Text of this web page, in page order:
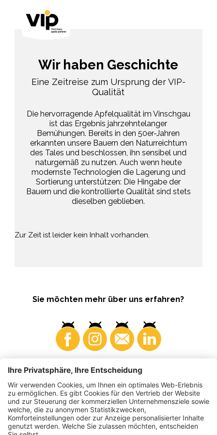
Wir haben Geschichte
Eine Zeitreise zum Ursprung der VIP-
Qualität
Die hervorragende Apfelqualität im Vinschgau
ist das Ergebnis jahrzehntelanger
Bemühungen. Bereits in den 50er-Jahren
erkannten unsere Bauern den Naturreichtum
des Tales und beschlossen, ihn sensibel und
naturgemäß zu nutzen. Auch wenn heute
modernste Technologien die Lagerung und
Sortierung unterstützen: Die Hingabe der
Bauern und die kontrollierte Qualität sind stets
dieselben geblieben.
Zur Zeit ist leider kein Inhalt vorhanden.
Sie möchten mehr über uns erfahren?
Konsumenten Produzenten